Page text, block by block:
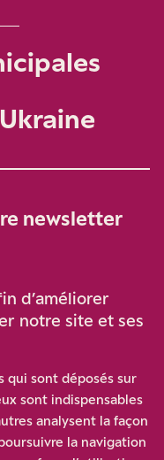
newsletter
la démocratie en
extrêmes, et la
en promouvant la
d’améliorer
notre site et ses
qui sont déposés sur
sont indispensables
analysent la façon
la navigation